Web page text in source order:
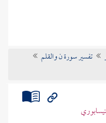
تفسير سورة ن والقلم